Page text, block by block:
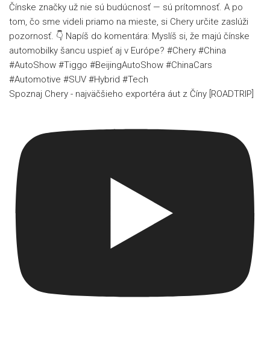
Spoznaj Chery - najväčšieho exportéra áut z Číny [ROADTRIP]